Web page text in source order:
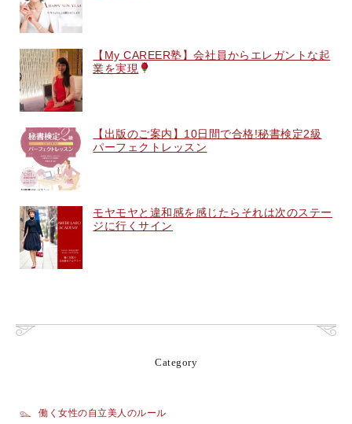
【My CAREER塾】会社員からエレガントな起
業を実現
【出版のご案内】10日間で合格!秘書検定2級
パーフェクトレッスン
モヤモヤと違和感を感じたらそれは次のステー
ジに行くサイン
Category
働く女性の自立美人のルール